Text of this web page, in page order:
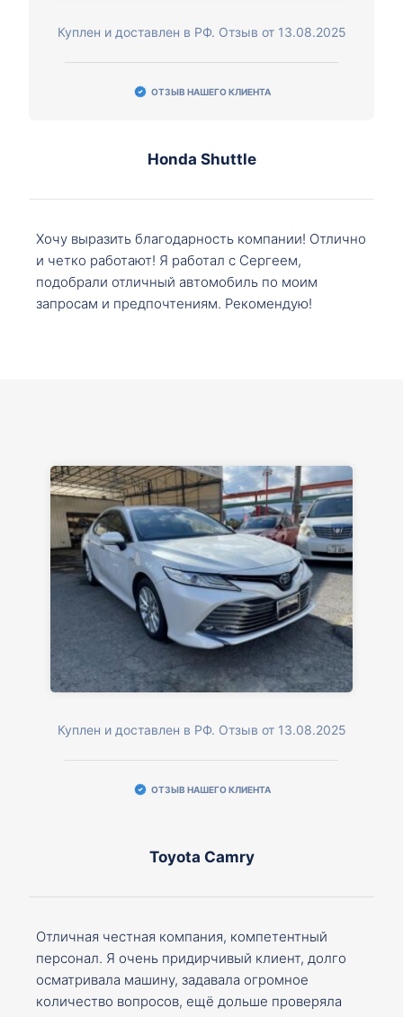
Куплен и доставлен в РФ. Отзыв от 13.08.2025
ОТЗЫВ НАШЕГО КЛИЕНТА
Honda Shuttle
Хочу выразить благодарность компании! Отлично
и четко работают! Я работал с Сергеем,
подобрали отличный автомобиль по моим
запросам и предпочтениям. Рекомендую!
Куплен и доставлен в РФ. Отзыв от 13.08.2025
ОТЗЫВ НАШЕГО КЛИЕНТА
Toyota Camry
Отличная честная компания, компетентный
персонал. Я очень придирчивый клиент, долго
осматривала машину, задавала огромное
количество вопросов, ещё дольше проверяла